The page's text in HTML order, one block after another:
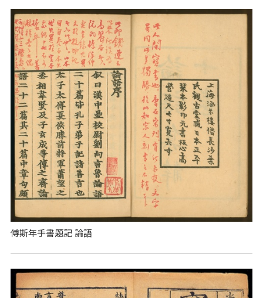
傅斯年手書題記 論語